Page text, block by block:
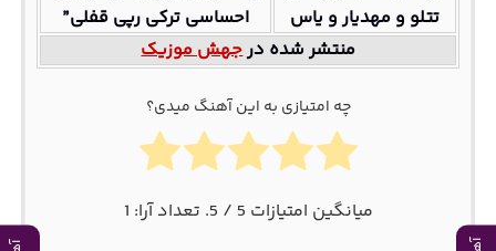
تتلو و مهدیار و یاس
احساسی ترکی رپی قفلی”
منتشر شده درجهش موزیک
چه امتیازی به این آهنگ میدی؟
میانگین امتیازات 5 / 5. تعداد آرا: 1